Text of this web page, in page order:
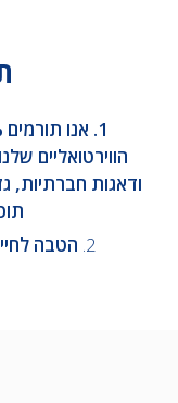
הווירטואליים
ודאגות חברתיות,
2. הטבה